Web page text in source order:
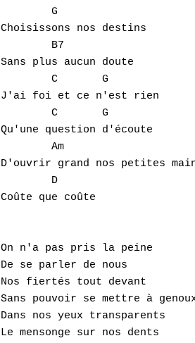
Choisissons nos destins
Sans plus aucun doute
J'ai foi et ce n'est rien
Qu'une question d'écoute
D'ouvrir grand nos petites
Coûte que coûte
On n'a pas pris la peine
De se parler de nous
Nos fiertés tout devant
Sans pouvoir se mettre à
Dans nos yeux transparents
Le mensonge sur nos dents